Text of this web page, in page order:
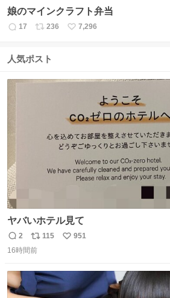
娘のマインクラフト弁当
返
数
17
リ
ス
数
236
い
7,296
人気ポスト
ヤバいホテル見て
返
信
2
リ
ポ
ト
数
115
い
数
951
16時間前